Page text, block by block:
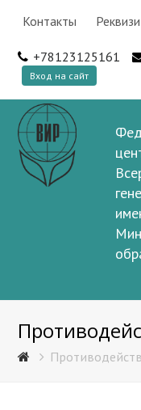
Контакты
+78123125161
Вход на сайт